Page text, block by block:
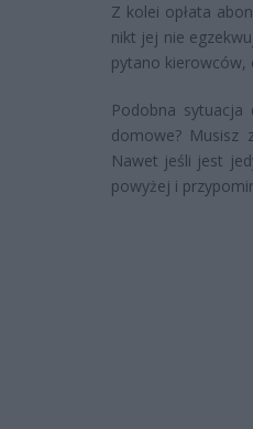
Z kolei opłata
nikt jej nie
pytano kierowców,
Podobna
domowe? Musisz
Nawet jeśli jest
powyżej i